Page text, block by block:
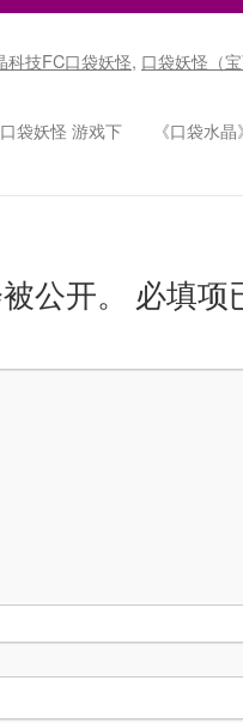
科技FC口袋妖怪, 口袋妖怪（
袋妖怪 游戏下
《口袋水
公开。 必填项